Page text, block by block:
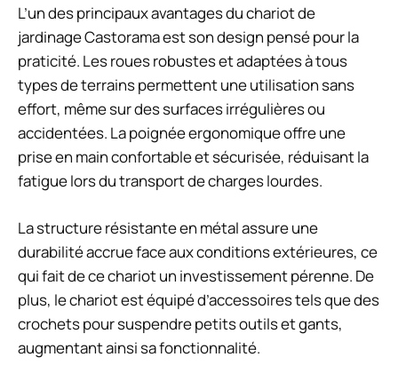
L’un des principaux avantages du chariot de
jardinage Castorama est son design pensé pour la
praticité. Les roues robustes et adaptées à tous
types de terrains permettent une utilisation sans
effort, même sur des surfaces irrégulières ou
accidentées. La poignée ergonomique offre une
prise en main confortable et sécurisée, réduisant la
fatigue lors du transport de charges lourdes.
La structure résistante en métal assure une
durabilité accrue face aux conditions extérieures, ce
qui fait de ce chariot un investissement pérenne. De
plus, le chariot est équipé d’accessoires tels que des
crochets pour suspendre petits outils et gants,
augmentant ainsi sa fonctionnalité.